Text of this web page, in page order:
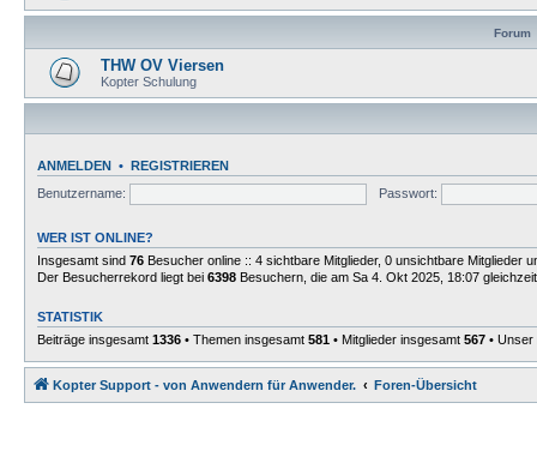
Forum
THW OV Viersen
Kopter Schulung
ANMELDEN • REGISTRIEREN
Benutzername:
Passwort:
WER IST ONLINE?
Insgesamt sind 76 Besucher online :: 4 sichtbare Mitglieder, 0 unsichtbare Mitglieder
Der Besucherrekord liegt bei 6398 Besuchern, die am Sa 4. Okt 2025, 18:07
STATISTIK
Beiträge insgesamt 1336 • Themen insgesamt 581 • Mitglieder insgesamt 567 • Unser
Kopter Support - von Anwendern für Anwender. Foren-Übersicht